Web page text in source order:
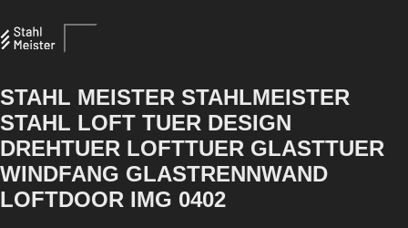
STAHL MEISTER STAHLMEISTER
STAHL LOFT TUER DESIGN
DREHTUER LOFTTUER GLASTTUER
WINDFANG GLASTRENNWAND
LOFTDOOR IMG 0402